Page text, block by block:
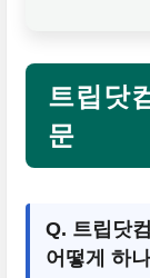
트립닷
문
Q. 트립닷
어떻게 하